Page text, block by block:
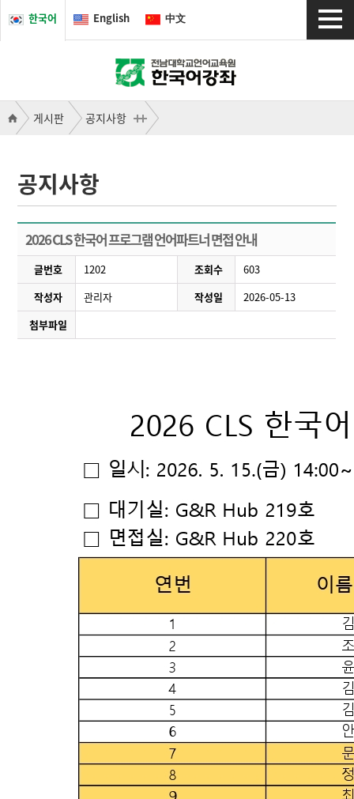
한국어 English 中文
게시판 공지사항
공지사항
2026 CLS 한국어 프로그램 언어파트너 면접 안내
글번호 1202 조회수
603
작성자
관리자 작성일
2026-05-13
첨부파일